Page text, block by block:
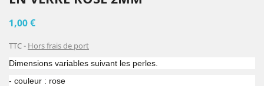
1,00 €
TTC Hors frais de port
Dimensions variables suivant les perles.
- couleur : rose